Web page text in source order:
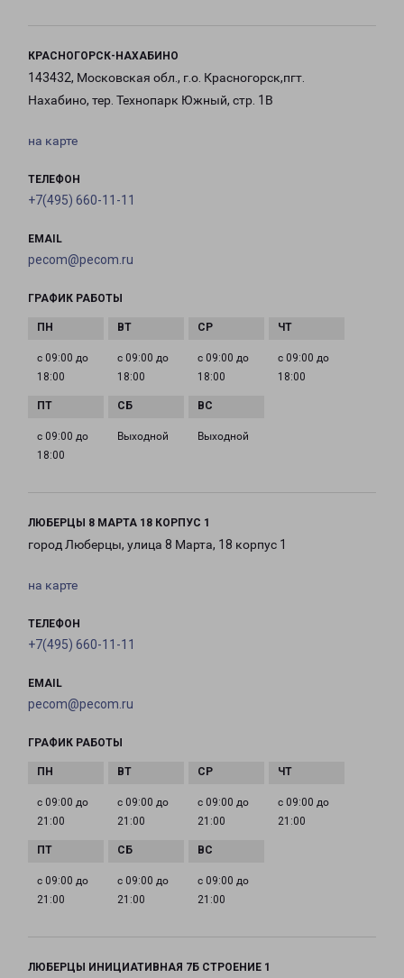
КРАСНОГОРСК-НАХАБИНО
143432, Московская обл., г.о. Красногорск,пгт.
Нахабино, тер. Технопарк Южный, стр. 1В
на карте
ТЕЛЕФОН
+7(495) 660-11-11
EMAIL
pecom@pecom.ru
ГРАФИК РАБОТЫ
с 09:00 до
18:00
с 09:00 до
18:00
с 09:00 до
18:00
с 09:00 до
18:00
с 09:00 до
18:00
Выходной Выходной
ЛЮБЕРЦЫ 8 МАРТА 18 КОРПУС 1
город Люберцы, улица 8 Марта, 18 корпус 1
на карте
ТЕЛЕФОН
+7(495) 660-11-11
EMAIL
pecom@pecom.ru
ГРАФИК РАБОТЫ
с 09:00 до
21:00
с 09:00 до
21:00
с 09:00 до
21:00
с 09:00 до
21:00
с 09:00 до
21:00
с 09:00 до
21:00
с 09:00 до
21:00
ЛЮБЕРЦЫ ИНИЦИАТИВНАЯ 7Б СТРОЕНИЕ 1